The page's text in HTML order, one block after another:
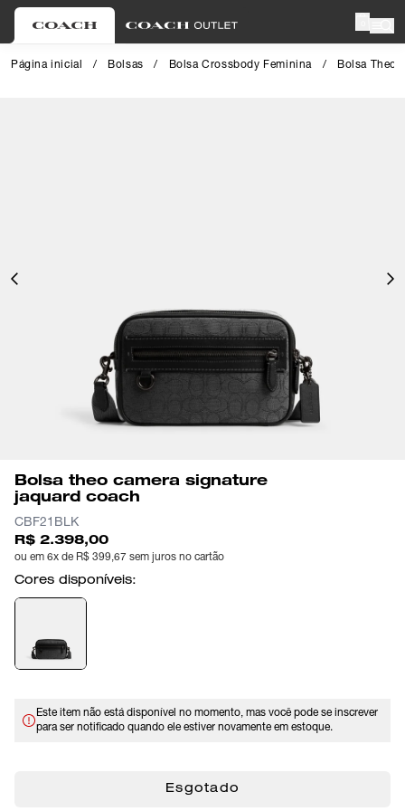
Página inicial / Bolsas / Bolsa Crossbody Feminina / Bolsa Theo
Bolsa theo camera signature
jaquard coach
CBF21BLK
R$ 2.398,00
ou em 6x de R$ 399,67 sem juros no cartão
Cores disponíveis:
Este item não está disponível no momento, mas você pode se inscrever
para ser notificado quando ele estiver novamente em estoque.
Esgotado